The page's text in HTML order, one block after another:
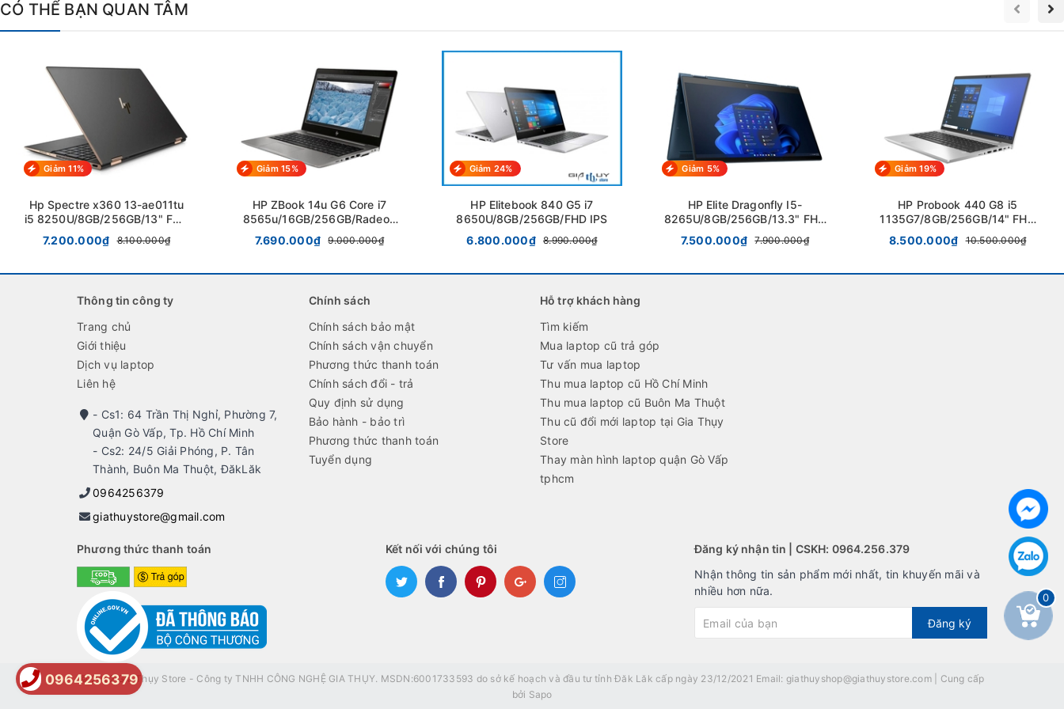
CÓ THỂ BẠN QUAN TÂM
Giảm 11%
Hp Spectre x360 13-ae011tu
i5 8250U/8GB/256GB/13" FHD
Touch 360
7.200.000₫ 8.100.000₫
Giảm 15%
HP ZBook 14u G6 Core i7
8565u/16GB/256GB/Radeon
Pro WX3200 4GB/ 14" FHD
7.690.000₫ 9.000.000₫
Giảm 24%
HP Elitebook 840 G5 i7
8650U/8GB/256GB/FHD IPS
6.800.000₫
8.990.000₫
Giảm 5%
HP Elite Dragonfly I5-
8265U/8GB/256GB/13.3" FHD
Touch 360
7.500.000₫ 7.900.000₫
Giảm 19%
HP Probook 440 G8 i5
1135G7/8GB/256GB/14" FHD
IPS Nhôm
8.500.000₫ 10.500.000₫
Thông tin công ty
Trang chủ
Giới thiệu
Dịch vụ laptop
Liên hệ
- Cs1: 64 Trần Thị Nghỉ, Phường 7,
Quận Gò Vấp, Tp. Hồ Chí Minh
- Cs2: 24/5 Giải Phóng, P. Tân
Thành, Buôn Ma Thuột, ĐăkLăk
0964256379
giathuystore@gmail.com
Chính sách
Chính sách bảo mật
Chính sách vận chuyển
Phương thức thanh toán
Chính sách đổi - trả
Quy định sử dụng
Bảo hành - bảo trì
Phương thức thanh toán
Tuyển dụng
Hỗ trợ khách hàng
Tìm kiếm
Mua laptop cũ trả góp
Tư vấn mua laptop
Thu mua laptop cũ Hồ Chí Minh
Thu mua laptop cũ Buôn Ma Thuột
Thu cũ đổi mới laptop tại Gia Thụy
Store
Thay màn hình laptop quận Gò Vấp
tphcm
Phương thức thanh toán Kết nối với chúng tôi
Đăng ký nhận tin | CSKH: 0964.256.379
Nhận thông tin sản phẩm mới nhất, tin khuyến mãi và
nhiều hơn nữa.
Đăng ký
© 2022Gia Thụy Store - Công ty TNHH CÔNG NGHỆ GIA THỤY. MSDN:6001733593 do sở kế hoạch và đầu tư tỉnh Đăk Lăk cấp ngày 23/12/2021 Email: giathuyshop@giathuystore.com
Cung cấp
bởi Sapo
0
0964256379